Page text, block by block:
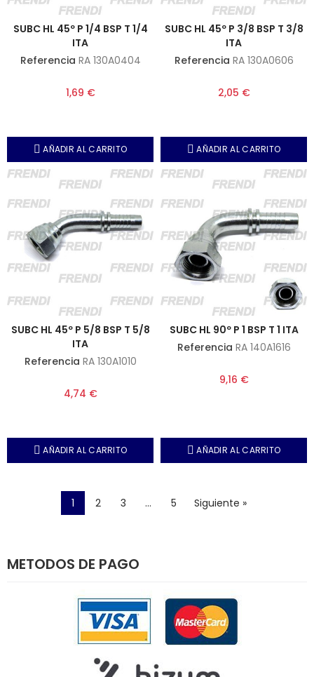
SUBC HL 45º P 1/4 BSP T 1/4
ITA
Referencia RA 130A0404
1,69 €
AÑADIR AL CARRITO
SUBC HL 45º P 3/8 BSP T 3/8
ITA
Referencia RA 130A0606
2,05 €
AÑADIR AL CARRITO
SUBC HL 45º P 5/8 BSP T 5/8
ITA
Referencia RA 130A1010
4,74 €
AÑADIR AL CARRITO
SUBC HL 90º P 1 BSP T 1 ITA
Referencia RA 140A1616
9,16 €
AÑADIR AL CARRITO
1 2 3 … 5 Siguiente »
METODOS DE PAGO